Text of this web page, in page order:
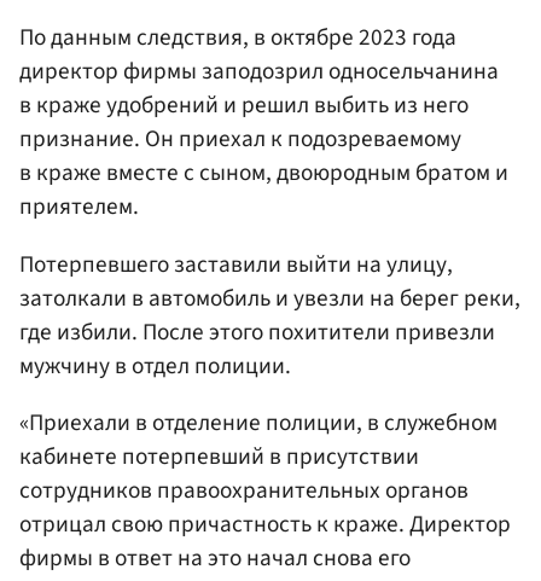
По данным следствия, в октябре 2023 года
директор фирмы заподозрил односельчанина
в краже удобрений и решил выбить из него
признание. Он приехал к подозреваемому
в краже вместе с сыном, двоюродным братом и
приятелем.
Потерпевшего заставили выйти на улицу,
затолкали в автомобиль и увезли на берег реки,
где избили. После этого похитители привезли
мужчину в отдел полиции.
«Приехали в отделение полиции, в служебном
кабинете потерпевший в присутствии
сотрудников правоохранительных органов
отрицал свою причастность к краже. Директор
фирмы в ответ на это начал снова его